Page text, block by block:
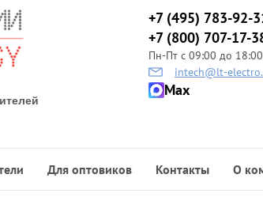
+7 (495) 783-92-
+7 (800) 707-17-
Пн-Пт с 09:00 до 18:00
intech@lt-
Max
Для оптовиков Контакты О